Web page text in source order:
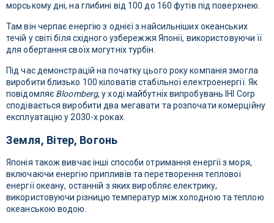
морському дні, на глибині від 100 до 160 футів під поверхнею.
Там він черпає енергію з однієї з найсильніших океанських
течій у світі біля східного узбережжя Японії, використовуючи її
для обертання своїх могутніх турбін.
Під час демонстрацій на початку цього року компанія змогла
виробити близько 100 кіловатів стабільної електроенергії. Як
повідомляє Bloomberg, у ході майбутніх випробувань IHI Corp
сподівається виробити два мегавати та розпочати комерційну
експлуатацію у 2030-х роках.
Земля, Вітер, Вогонь
Японія також вивчає інші способи отримання енергії з моря,
включаючи енергію припливів та перетворення теплової
енергії океану, останній з яких виробляє електрику,
використовуючи різницю температур між холодною та теплою
океанською водою.